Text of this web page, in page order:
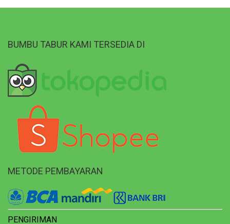
BUMBU TABUR KAMI TERSEDIA DI
METODE PEMBAYARAN
PENGIRIMAN